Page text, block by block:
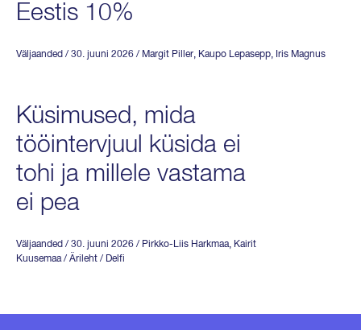
Eestis 10%
Väljaanded / 30. juuni 2026 / Margit Piller, Kaupo Lepasepp, Iris Magnus
Küsimused, mida
tööintervjuul küsida ei
tohi ja millele vastama
ei pea
Väljaanded / 30. juuni 2026 / Pirkko-Liis Harkmaa, Kairit
Kuusemaa / Ärileht / Delfi